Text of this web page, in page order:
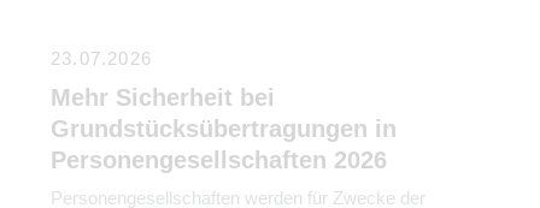
23.07.2026
Mehr Sicherheit bei
Grundstücksübertragungen in
Personengesellschaften 2026
Personengesellschaften werden für Zwecke der